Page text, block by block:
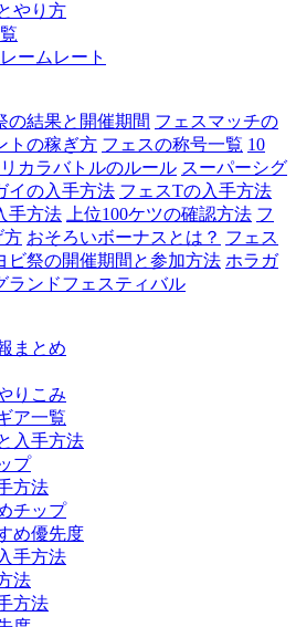
やり方
ームレート
の結果と開催期間 フェスマッチの
トの稼ぎ方 フェスの称号一覧 10
リカラバトルのルール スーパーシグ
イの入手方法 フェスTの入手方法
手方法 上位100ケツの確認方法 フ
方 おそろいボーナスとは？ フェス
ビ祭の開催期間と参加方法 ホラガ
ランドフェスティバル
まとめ
りこみ
ア一覧
入手方法
プ
方法
チップ
め優先度
手方法
法
方法